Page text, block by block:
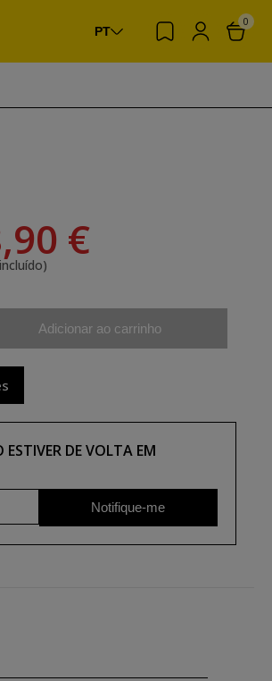
PT
0
€
Adicionar ao carrinho
DE VOLTA EM
Notifique-me